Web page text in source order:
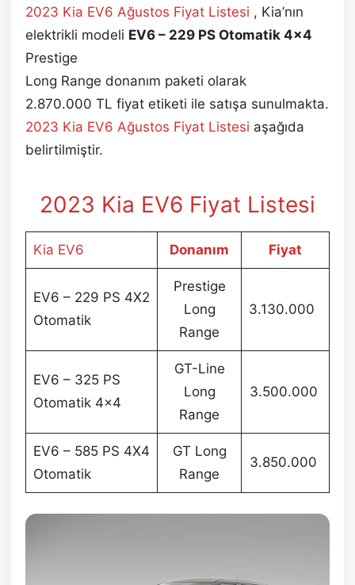
2023 Kia EV6 Ağustos Fiyat Listesi , Kia’nın
elektrikli modeli EV6 – 229 PS Otomatik 4×4
Prestige
Long Range donanım paketi olarak
2.870.000 TL fiyat etiketi ile satışa sunulmakta.
2023 Kia EV6 Ağustos Fiyat Listesi aşağıda
belirtilmiştir.
2023 Kia EV6 Fiyat Listesi
Kia EV6 Donanım Fiyat
EV6 – 229 PS 4X2
Otomatik
Prestige
Long
Range
3.130.000
EV6 – 325 PS
Otomatik 4×4
GT-Line
Long
Range
3.500.000
EV6 – 585 PS 4X4
Otomatik
GT Long
Range
3.850.000